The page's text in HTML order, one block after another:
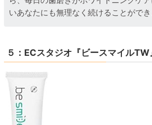
いあなたにも無理なく続けることができ
５：ECスタジオ『ビースマイルTW